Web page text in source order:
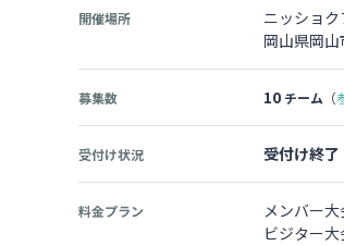
開催場所 ニッショ
岡山県岡
募集数 10 チーム （
受付け状況 受付け終了
料金プラン メンバー大
ビジター大